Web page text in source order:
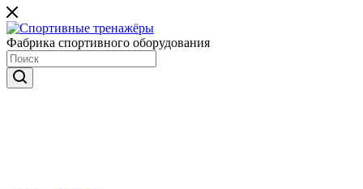
Фабрика спортивного оборудования